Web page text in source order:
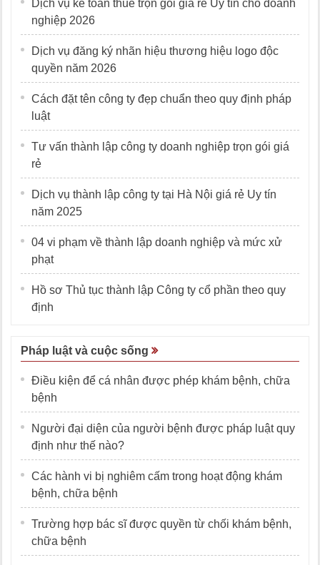
Dịch vụ kế toán thuế trọn gói giá rẻ Uy tín cho doanh
nghiệp 2026
Dịch vụ đăng ký nhãn hiệu thương hiệu logo độc
quyền năm 2026
Cách đặt tên công ty đẹp chuẩn theo quy định pháp
luật
Tư vấn thành lập công ty doanh nghiệp trọn gói giá
rẻ
Dịch vụ thành lập công ty tại Hà Nội giá rẻ Uy tín
năm 2025
04 vi phạm về thành lập doanh nghiệp và mức xử
phạt
Hồ sơ Thủ tục thành lập Công ty cổ phần theo quy
định
Pháp luật và cuộc sống
Điều kiện để cá nhân được phép khám bệnh, chữa
bệnh
Người đại diện của người bệnh được pháp luật quy
định như thế nào?
Các hành vi bị nghiêm cấm trong hoạt động khám
bệnh, chữa bệnh
Trường hợp bác sĩ được quyền từ chối khám bệnh,
chữa bệnh